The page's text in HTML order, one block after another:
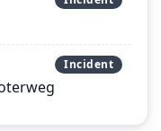
Incident